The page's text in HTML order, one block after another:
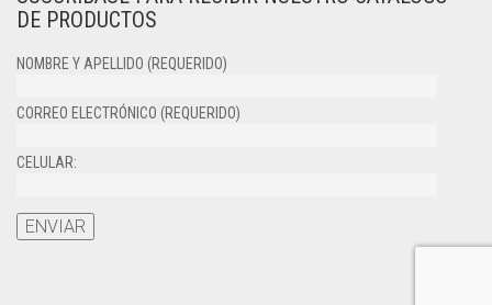
DE PRODUCTOS
NOMBRE Y APELLIDO (REQUERIDO)
CORREO ELECTRÓNICO (REQUERIDO)
CELULAR: